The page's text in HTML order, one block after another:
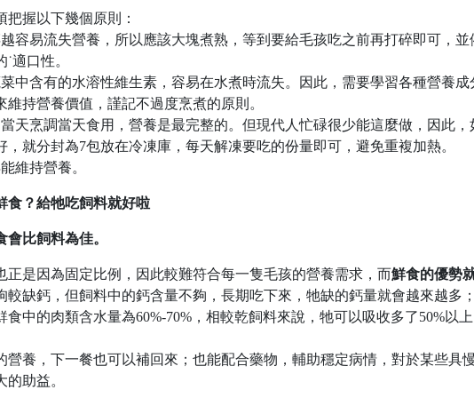
握以下幾個原則：
越容易流失營養，所以應該大塊煮熟，等到要給毛孩吃之前再打碎即可，並
適口性。
菜中含有的水溶性維生素，容易在水煮時流失。因此，需要學習各種營養成
持營養價值，謹記不過度烹煮的原則。
當天烹調當天食用，營養是最完整的。但現代人忙碌很少能這麼做，因此，
就分封為7包放在冷凍庫，每天解凍要吃的份量即可，避免重複加熱。
維持營養。
食？給牠吃飼料就好啦
比飼料為佳。
正是因為固定比例，因此較難符合每一隻毛孩的營養需求，而鮮食的優勢
較缺鈣，但飼料中的鈣含量不夠，長期吃下來，牠缺的鈣量就會越來越多；
中的肉類含水量為60%-70%，相較乾飼料來說，牠可以吸收多了50%以
營養，下一餐也可以補回來；也能配合藥物，輔助穩定病情，對於某些具慢
助益。